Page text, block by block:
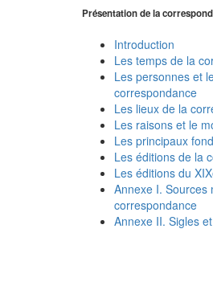
Présentation de la
Introduction
Les temps de la
Les personnes et
correspondance
Les lieux de la
Les raisons et le
Les principaux
Les éditions de la
Les éditions du
Annexe I. Sources
correspondance
Annexe II. Sigles